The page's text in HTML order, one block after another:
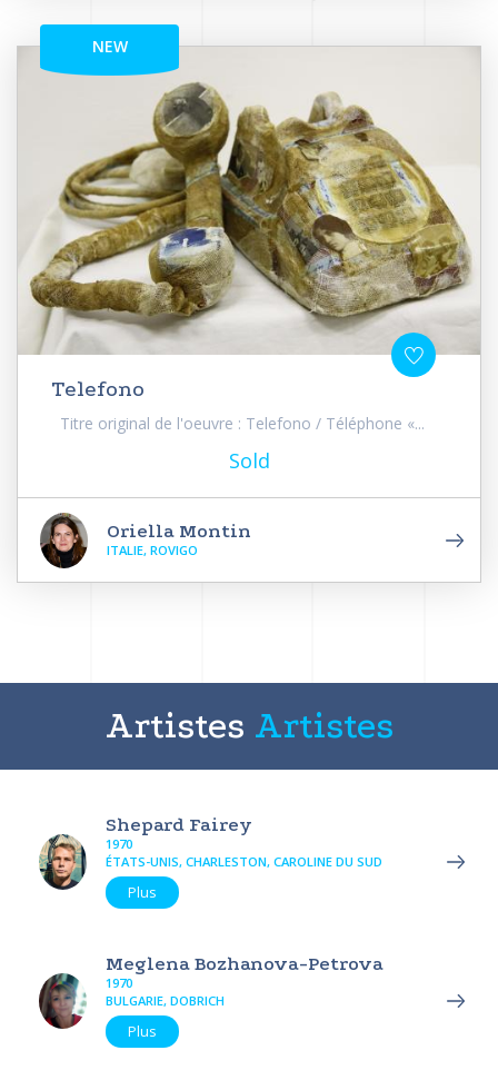
NEW
Telefono
Titre original de l'oeuvre : Telefono / Téléphone «...
Sold
Oriella Montin
ITALIE, ROVIGO
Artistes Artistes
Shepard Fairey
1970
ÉTATS-UNIS, CHARLESTON, CAROLINE DU SUD
Plus
Meglena Bozhanova-Petrova
1970
BULGARIE, DOBRICH
Plus